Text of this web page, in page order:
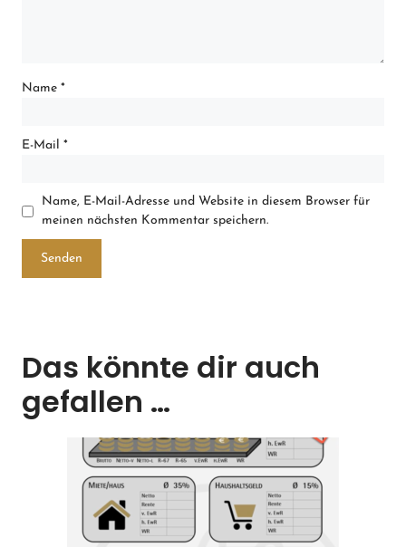
Name *
E-Mail *
Name, E-Mail-Adresse und Website in diesem Browser für
meinen nächsten Kommentar speichern.
Das könnte dir auch
gefallen …